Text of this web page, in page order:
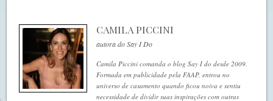
CAMILA PICCINI
autora do Say I Do
Camila Piccini comanda o blog Say I do desde 2009.
Formada em publicidade pela FAAP, entrou no
universo de casamento quando ficou noiva e sentiu
necessidade de dividir suas inspirações com outras